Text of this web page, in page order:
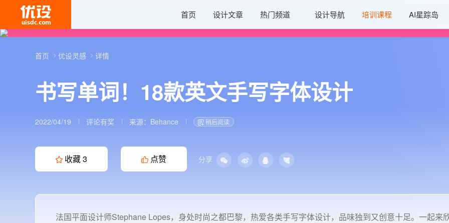
首页 设计文章 热门频道 设计导航 培训课程 AI星踪岛
首页 优设灵感 详情
书写单词！18款英文手写字体设计
2022/04/19 评论有奖 来源： Behance 稍后阅读
收藏3 点赞 分享
法国平面设计师Stephane Lopes，身处时尚之都巴黎，热爱各类手写字体设计，品味独到又创意十足。一起来